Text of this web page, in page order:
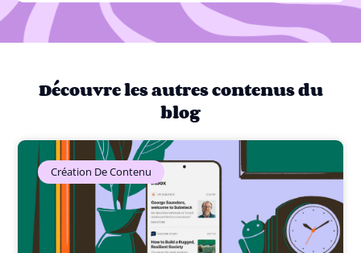
Découvre les autres contenus du
blog
Création De Contenu